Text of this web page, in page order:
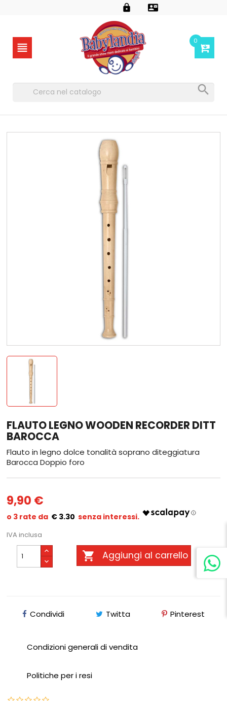
 
 0

FLAUTO LEGNO WOODEN RECORDER DITT
BAROCCA
Flauto in legno dolce tonalità soprano diteggiatura
Barocca Doppio foro
9,90 €
€ 3.30
IVA inclusa
 Aggiungi al carrello
Condividi Twitta Pinterest
Condizioni generali di vendita
Politiche per i resi